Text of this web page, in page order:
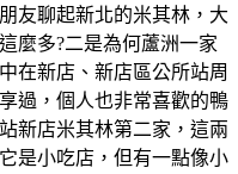
友聊起新北的米其林，大
麼多?二是為何蘆洲一家
在新店、新店區公所站周
過，個人也非常喜歡的鴨
新店米其林第二家，這兩
是小吃店，但有一點像小